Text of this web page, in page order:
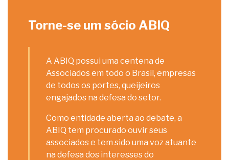
Torne-se um sócio ABIQ
A ABIQ possui uma centena de
Associados em todo o Brasil, empresas
de todos os portes, queijeiros
engajados na defesa do setor.
Como entidade aberta ao debate, a
ABIQ tem procurado ouvir seus
associados e tem sido uma voz atuante
na defesa dos interesses do